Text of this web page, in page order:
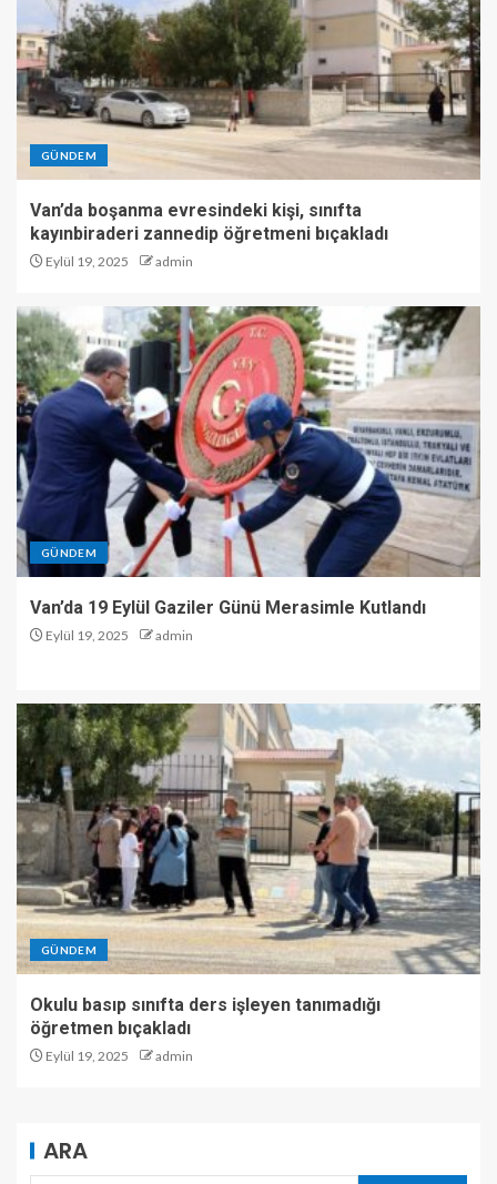
GÜNDEM
Van’da boşanma evresindeki kişi, sınıfta
kayınbiraderi zannedip öğretmeni bıçakladı
Eylül 19, 2025 admin
GÜNDEM
Van’da 19 Eylül Gaziler Günü Merasimle Kutlandı
Eylül 19, 2025 admin
GÜNDEM
Okulu basıp sınıfta ders işleyen tanımadığı
öğretmen bıçakladı
Eylül 19, 2025 admin
ARA